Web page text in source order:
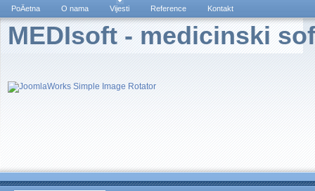
PoÄetna O nama Vijesti Reference Kontakt
MEDIsoft - medicinski